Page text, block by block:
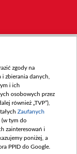
zgody na
zbierania danych,
i ich
osobowych przez
również „TVP”),
Zaufanych
(w tym do
zainteresowań i
poniżej, a
PPID do Google.